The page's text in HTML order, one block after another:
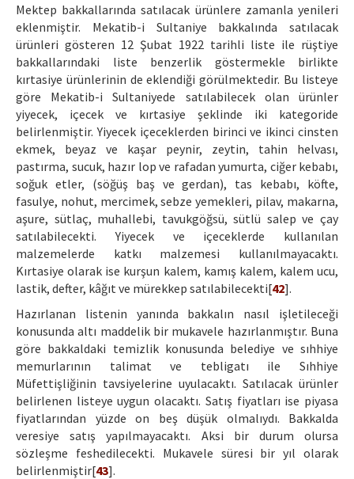
Mektep bakkallarında satılacak ürünlere zamanla yenileri
eklenmiştir. Mekatib-i Sultaniye bakkalında satılacak
ürünleri gösteren 12 Şubat 1922 tarihli liste ile rüştiye
bakkallarındaki liste benzerlik göstermekle birlikte
kırtasiye ürünlerinin de eklendiği görülmektedir. Bu listeye
göre Mekatib-i Sultaniyede satılabilecek olan ürünler
yiyecek, içecek ve kırtasiye şeklinde iki kategoride
belirlenmiştir. Yiyecek içeceklerden birinci ve ikinci cinsten
ekmek, beyaz ve kaşar peynir, zeytin, tahin helvası,
pastırma, sucuk, hazır lop ve rafadan yumurta, ciğer kebabı,
soğuk etler, (söğüş baş ve gerdan), tas kebabı, köfte,
fasulye, nohut, mercimek, sebze yemekleri, pilav, makarna,
aşure, sütlaç, muhallebi, tavukgöğsü, sütlü salep ve çay
satılabilecekti. Yiyecek ve içeceklerde kullanılan
malzemelerde katkı malzemesi kullanılmayacaktı.
Kırtasiye olarak ise kurşun kalem, kamış kalem, kalem ucu,
lastik, defter, kâğıt ve mürekkep satılabilecekti[42].
Hazırlanan listenin yanında bakkalın nasıl işletileceği
konusunda altı maddelik bir mukavele hazırlanmıştır. Buna
göre bakkaldaki temizlik konusunda belediye ve sıhhiye
memurlarının talimat ve tebligatı ile Sıhhiye
Müfettişliğinin tavsiyelerine uyulacaktı. Satılacak ürünler
belirlenen listeye uygun olacaktı. Satış fiyatları ise piyasa
fiyatlarından yüzde on beş düşük olmalıydı. Bakkalda
veresiye satış yapılmayacaktı. Aksi bir durum olursa
sözleşme feshedilecekti. Mukavele süresi bir yıl olarak
belirlenmiştir[43].